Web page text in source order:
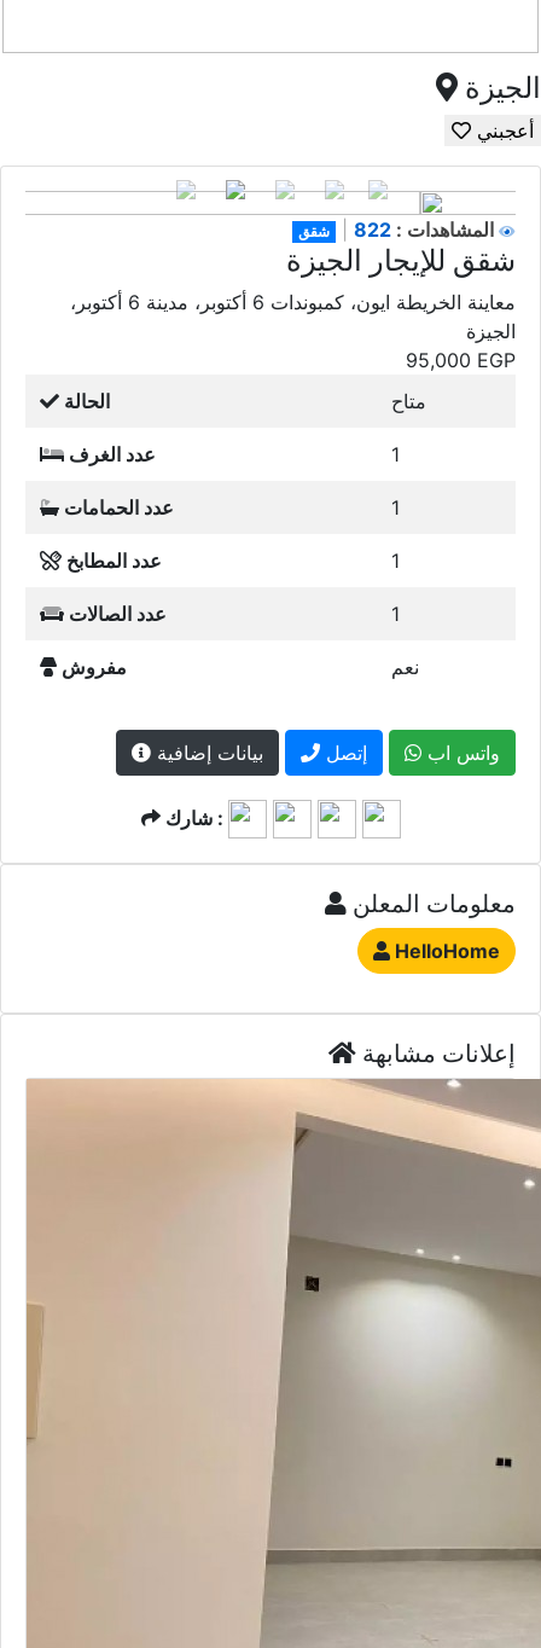
الجيزة
أعجبني
شقق المشاهدات :
شقق للإيجار الجيزة
معاينة الخريطة ايون، كمبوندات 6 أكتوبر، مدينة 6 أكتوبر،
الجيزة
95,000 EGP
الحالة
متاح
عدد الغرف 1
عدد الحمامات 1
عدد المطابخ 1
عدد الصالات 1
مفروش نعم
بيانات إضافية إتصل واتس اب
شارك :
معلومات المعلن
HelloHome
إعلانات مشابهة